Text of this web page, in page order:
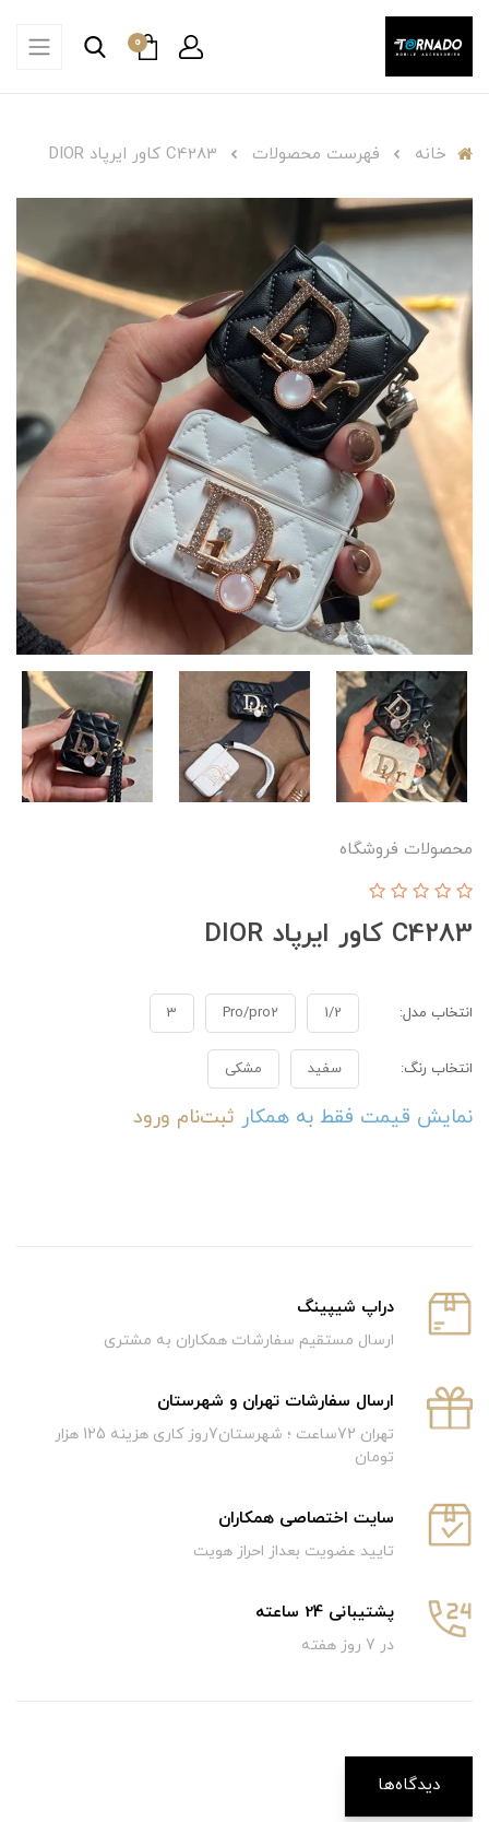
0
خانه فهرست محصولات C4283 کاور ایرپاد DIOR
محصولات فروشگاه
C4283 کاور ایرپاد DIOR
انتخاب مدل: 1/2
Pro/pro2
3
انتخاب رنگ: سفید مشکی
نمایش قیمت فقط به همکار ثبت‌نام ورود
دراپ شیپینگ
ارسال مستقیم سفارشات همکاران به مشتری
ارسال سفارشات تهران و شهرستان
تهران 72ساعت ؛ شهرستان7روز کاری هزینه 125 هزار
تومان
سایت اختصاصی همکاران
تایید عضویت بعداز احراز هویت
پشتیبانی 24 ساعته
در 7 روز هفته
دیدگاه‌ها